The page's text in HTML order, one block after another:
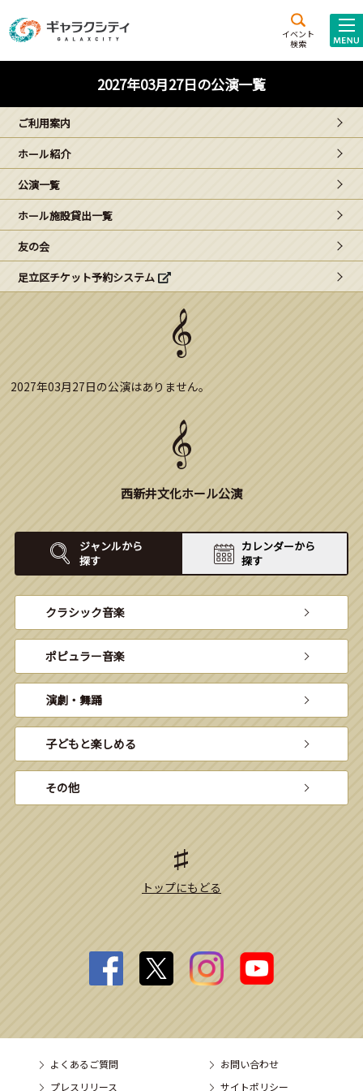
イベント
検索
施設案内
西新井
文化ホール
ギャラクシティとは
こどもみーてぃんぐ
Gがくえん
ブランドからのお知らせ
2027年03月27日の公演一覧
ご利用案内
ホール紹介
公演一覧
ホール施設貸出一覧
友の会
足立区チケット予約システム
2027年03月27日の公演はありません。
西新井文化ホール公演
ジャンルから
探す
カレンダーから
探す
クラシック音楽
ポピュラー音楽
演劇・舞踊
子どもと楽しめる
その他
トップにもどる
よくあるご質問
お問い合わせ
プレスリリース
サイトポリシー